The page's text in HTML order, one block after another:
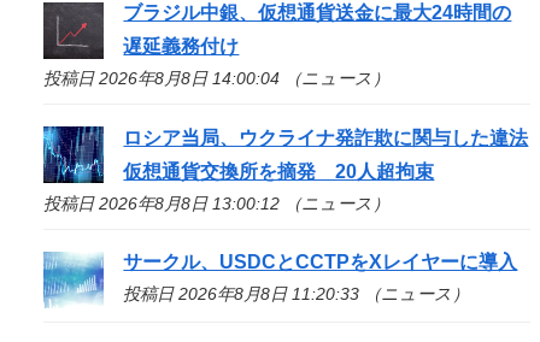
ブラジル中銀、仮想通貨送金に最大24時間の
遅延義務付け
投稿日 2026年8月8日 14:00:04 （ニュース）
ロシア当局、ウクライナ発詐欺に関与した違法
仮想通貨交換所を摘発 20人超拘束
投稿日 2026年8月8日 13:00:12 （ニュース）
サークル、USDCとCCTPをXレイヤーに導入
投稿日 2026年8月8日 11:20:33 （ニュース）